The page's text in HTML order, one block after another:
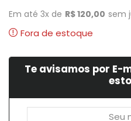
Em até 3x de R$120,00 sem
Fora de estoque
Te avisamos por E-